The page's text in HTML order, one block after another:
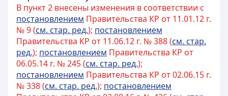
В пункт 2 внесены изменения в соответствии с
постановлением Правительства КР от 11.01.12 г.
№ 9 (см. стар. ред.); постановлением
Правительства КР от 11.06.12 г. № 388 (см. стар.
ред.); постановлением Правительства КР от
06.05.14 г. № 245 (см. стар. ред.);
постановлением Правительства КР от 02.06.15 г.
№ 338 (см. стар. ред.); постановлением